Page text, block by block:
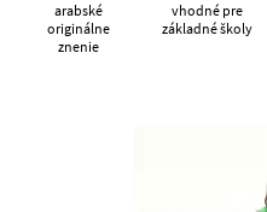
arabské
originálne
znenie
vhodné pre
základné školy